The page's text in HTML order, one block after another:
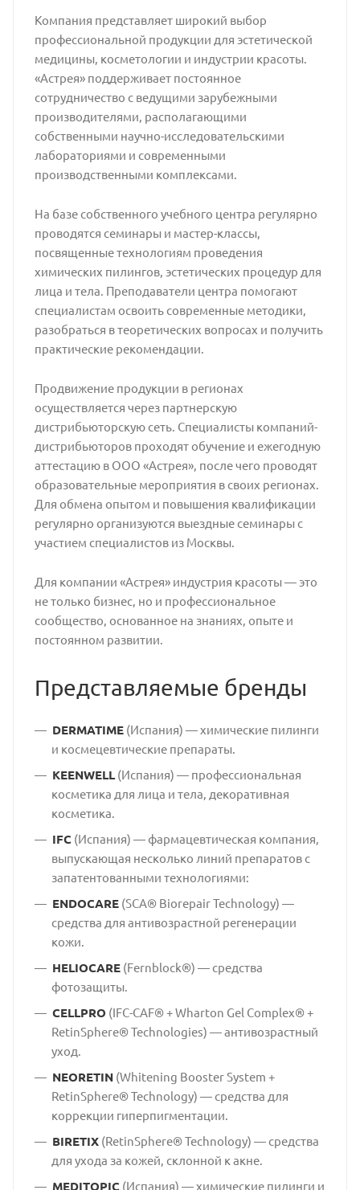
Компания представляет широкий выбор
профессиональной продукции для эстетической
медицины, косметологии и индустрии красоты.
«Астрея» поддерживает постоянное
сотрудничество с ведущими зарубежными
производителями, располагающими
собственными научно-исследовательскими
лабораториями и современными
производственными комплексами.
На базе собственного учебного центра регулярно
проводятся семинары и мастер-классы,
посвященные технологиям проведения
химических пилингов, эстетических процедур для
лица и тела. Преподаватели центра помогают
специалистам освоить современные методики,
разобраться в теоретических вопросах и получить
практические рекомендации.
Продвижение продукции в регионах
осуществляется через партнерскую
дистрибьюторскую сеть. Специалисты компаний-
дистрибьюторов проходят обучение и ежегодную
аттестацию в ООО «Астрея», после чего проводят
образовательные мероприятия в своих регионах.
Для обмена опытом и повышения квалификации
регулярно организуются выездные семинары с
участием специалистов из Москвы.
Для компании «Астрея» индустрия красоты — это
не только бизнес, но и профессиональное
сообщество, основанное на знаниях, опыте и
постоянном развитии.
Представляемые бренды
DERMATIME(Испания) — химические пилинги
и космецевтические препараты.
KEENWELL(Испания) — профессиональная
косметика для лица и тела, декоративная
косметика.
IFC(Испания) — фармацевтическая компания,
выпускающая несколько линий препаратов с
запатентованными технологиями:
ENDOCARE(SCA® Biorepair Technology) —
средства для антивозрастной регенерации
кожи.
HELIOCARE(Fernblock®) — средства
фотозащиты.
CELLPRO (IFC-CAF® + Wharton Gel Complex® +
RetinSphere® Technologies) — антивозрастный
уход.
NEORETIN(Whitening Booster System +
RetinSphere® Technology) — средства для
коррекции гиперпигментации.
BIRETIX(RetinSphere® Technology) — средства
для ухода за кожей, склонной к акне.
MEDITOPIC(Испания) — химические пилинги и